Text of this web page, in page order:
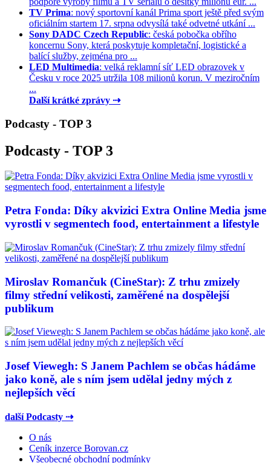
TV Prima: nový sportovní kanál Prima sport ještě před svým
oficiálním startem 17. srpna odvysílá také odvetné utkání ...
Sony DADC Czech Republic: česká pobočka obřího
koncernu Sony, která poskytuje kompletační, logistické a
balící služby, zejména pro ...
LED Multimedia: velká reklamní síť LED obrazovek v
Česku v roce 2025 utržila 108 milionů korun. V meziročním
...
Další krátké zprávy ⇢
Podcasty - TOP 3
Podcasty - TOP 3
Petra Fonda: Díky akvizici Extra Online Media jsme
vyrostli v segmentech food, entertainment a lifestyle
Miroslav Romančuk (CineStar): Z trhu zmizely
filmy střední velikosti, zaměřené na dospělejší
publikum
Josef Viewegh: S Janem Pachlem se občas hádáme
jako koně, ale s ním jsem udělal jedny mých z
nejlepších věcí
další Podcasty ⇢
O nás
Ceník inzerce Borovan.cz
Všeobecné obchodní podmínky